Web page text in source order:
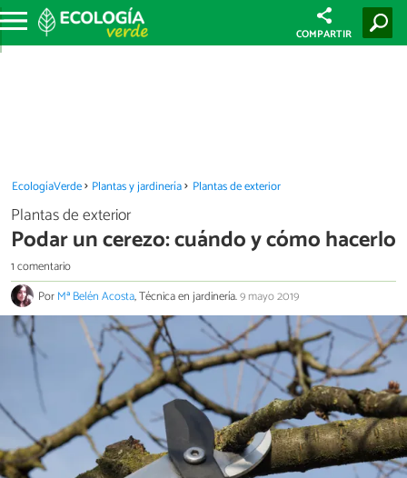
COMPARTIR
EcologíaVerde Plantas y jardinería Plantas de exterior
Plantas de exterior
Podar un cerezo: cuándo y cómo hacerlo
1 comentario
PorMª Belén Acosta, Técnica en jardinería.9 mayo 2019